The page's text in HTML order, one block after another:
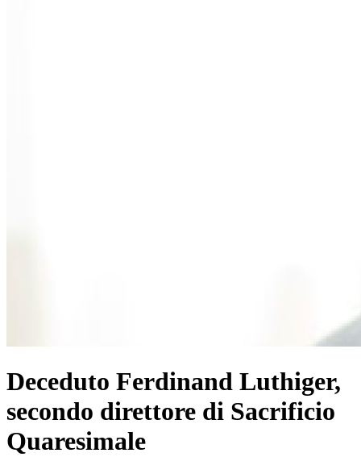
Deceduto Ferdinand Luthiger,
secondo direttore di Sacrificio
Quaresimale